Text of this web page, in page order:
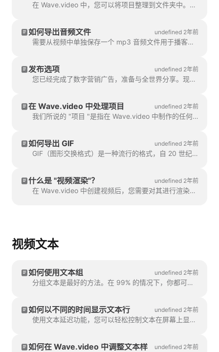
在 Wave.video 中，您可以将项目整理到文件夹中。这样，搜索项目就更方便了。要创建一个新文件夹，您必须先创建一个文件夹。
如何导出音频文件 undefined 2年前
需要从视频中单独保存一个 mp3 音频文件用于播客，或者只是想用作画外音？使用 wave.video 就很简单！首先，...
发布选项 undefined 2年前
您已经完成了数字营销广告，准备与全世界分享。现在怎么办？是时候发布了！在 Wave.video 编辑器中...
在 Wave.video 中处理项目 undefined 2年前
我们所说的 "项目 "是指在 Wave.video 中制作的任何视频。以下是创建新项目的方法。您可以在页面上选择并自定义视频模板。
如何导出 GIF undefined 2年前
GIF（图形交换格式）是一种流行的格式，自 20 世纪 80 年代末开始用于共享图像和动画短片。GIF 仅能存储 256 种颜色，这就意味着 GIF 只能显示 256 种颜色。
什么是 "视频渲染"？ undefined 2年前
在 Wave.video 中创建视频后，您需要对其进行渲染，以便能够在社交媒体上分享或直接下载到您的计算机。
视频文本
如何使用文本组 undefined 2年前
分组文本是最好的方法。在 99% 的情况下，你都可以用它来完成你所需要的一切。不过，有时您可能想创建一个或两个文本组。
如何以不同的时间显示文本行 undefined 2年前
使用文本延迟功能，您可以轻松控制文本在屏幕上显示的时间。要使用此功能，请确保文本在同一屏幕上有多行。
如何在 Wave.video 中调整文本样
undefined 2年前